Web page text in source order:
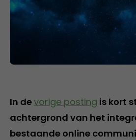
In devorige posting is kort
achtergrond van het
bestaande online